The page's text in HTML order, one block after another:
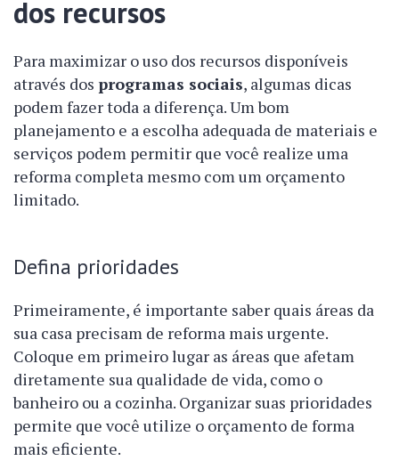
dos recursos
Para maximizar o uso dos recursos disponíveis
através dos programas sociais, algumas dicas
podem fazer toda a diferença. Um bom
planejamento e a escolha adequada de materiais e
serviços podem permitir que você realize uma
reforma completa mesmo com um orçamento
limitado.
Defina prioridades
Primeiramente, é importante saber quais áreas da
sua casa precisam de reforma mais urgente.
Coloque em primeiro lugar as áreas que afetam
diretamente sua qualidade de vida, como o
banheiro ou a cozinha. Organizar suas prioridades
permite que você utilize o orçamento de forma
mais eficiente.